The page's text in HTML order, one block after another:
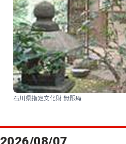
石川県指定文化財 無限庵